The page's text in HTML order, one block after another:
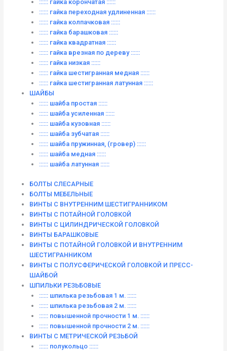
:::::: гайка корончатая ::::::
:::::: гайка переходная удлиненная ::::::
:::::: гайка колпачковая ::::::
:::::: гайка барашковая ::::::
:::::: гайка квадратная ::::::
:::::: гайка врезная по дереву ::::::
:::::: гайка низкая ::::::
:::::: гайка шестигранная медная ::::::
:::::: гайка шестигранная латунная ::::::
ШАЙБЫ
:::::: шайба простая ::::::
:::::: шайба усиленная ::::::
:::::: шайба кузовная ::::::
:::::: шайба зубчатая ::::::
:::::: шайба пружинная, (гровер) ::::::
:::::: шайба медная ::::::
:::::: шайба латунная ::::::
БОЛТЫ СЛЕСАРНЫЕ
БОЛТЫ МЕБЕЛЬНЫЕ
ВИНТЫ С ВНУТРЕННИМ ШЕСТИГРАННИКОМ
ВИНТЫ С ПОТАЙНОЙ ГОЛОВКОЙ
ВИНТЫ С ЦИЛИНДРИЧЕСКОЙ ГОЛОВКОЙ
ВИНТЫ БАРАШКОВЫЕ
ВИНТЫ С ПОТАЙНОЙ ГОЛОВКОЙ И ВНУТРЕННИМ
ШЕСТИГРАННИКОМ
ВИНТЫ С ПОЛУСФЕРИЧЕСКОЙ ГОЛОВКОЙ И ПРЕСС-
ШАЙБОЙ
ШПИЛЬКИ РЕЗЬБОВЫЕ
:::::: шпилька резьбовая 1 м. ::::::
:::::: шпилька резьбовая 2 м. ::::::
:::::: повышенной прочности 1 м. ::::::
:::::: повышенной прочности 2 м. ::::::
ВИНТЫ C МЕТРИЧЕСКОЙ РЕЗЬБОЙ
:::::: полукольцо ::::::